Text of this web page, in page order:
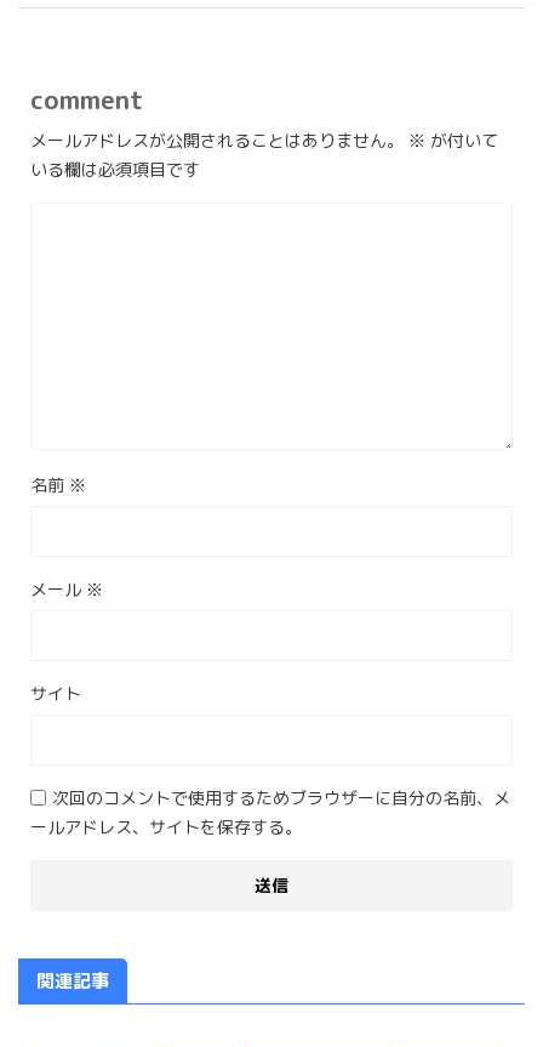
comment
メールアドレスが公開されることはありません。 ※ が付いて
いる欄は必須項目です
名前 ※
メール ※
サイト
次回のコメントで使用するためブラウザーに自分の名前、メ
ールアドレス、サイトを保存する。
関連記事